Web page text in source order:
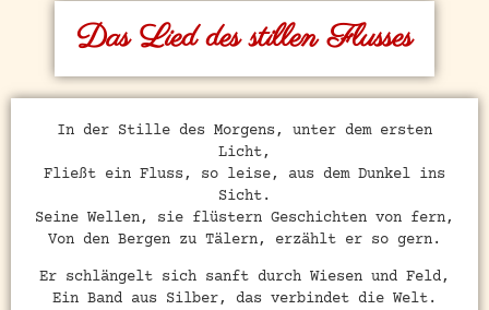
Das Lied des stillen Flusses
In der Stille des Morgens, unter dem ersten
Licht,
Fließt ein Fluss, so leise, aus dem Dunkel ins
Sicht.
Seine Wellen, sie flüstern Geschichten von fern,
Von den Bergen zu Tälern, erzählt er so gern.
Er schlängelt sich sanft durch Wiesen und Feld,
Ein Band aus Silber, das verbindet die Welt.